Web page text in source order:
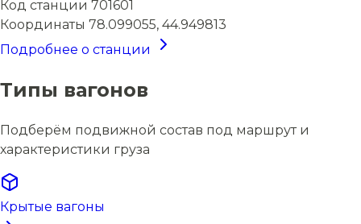
Код станции 701601
Координаты 78.099055, 44.949813
Подробнее о станции
Типы вагонов
Подберём подвижной состав под маршрут и
характеристики груза
Крытые вагоны